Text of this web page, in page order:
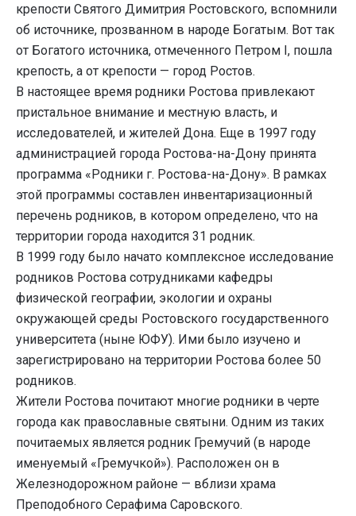
крепости Святого Димитрия Ростовского, вспомнили
об источнике, прозванном в народе Богатым. Вот так
от Богатого источника, отмеченного Петром I, пошла
крепость, а от крепости — город Ростов.
В настоящее время родники Ростова привлекают
пристальное внимание и местную власть, и
исследователей, и жителей Дона. Еще в 1997 году
администрацией города Ростова-на-Дону принята
программа «Родники г. Ростова-на-Дону». В рамках
этой программы составлен инвентаризационный
перечень родников, в котором определено, что на
территории города находится 31 родник.
В 1999 году было начато комплексное исследование
родников Ростова сотрудниками кафедры
физической географии, экологии и охраны
окружающей среды Ростовского государственного
университета (ныне ЮФУ). Ими было изучено и
зарегистрировано на территории Ростова более 50
родников.
Жители Ростова почитают многие родники в черте
города как православные святыни. Одним из таких
почитаемых является родник Гремучий (в народе
именуемый «Гремучкой»). Расположен он в
Железнодорожном районе — вблизи храма
Преподобного Серафима Саровского.